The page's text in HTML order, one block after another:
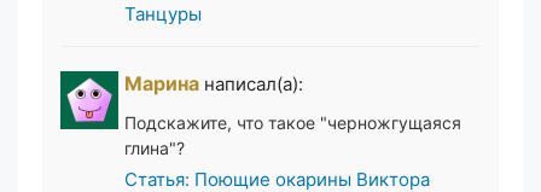
Танцуры
Марина написал(а):
Подскажите, что такое "черножгущаяся
глина"?
Статья: Поющие окарины Виктора